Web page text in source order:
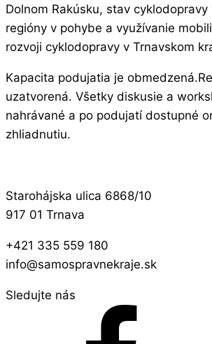
Dolnom Rakúsku, stav
regióny v pohybe a využívanie
rozvoji cyklodopravy v Trnavskom
Kapacita podujatia je
uzatvorená. Všetky diskusie a
nahrávané a po podujatí dostupné
zhliadnutiu.
Starohájska ulica 6868/10
917 01 Trnava
+421 335 559 180
info@samospravnekraje.sk
Sledujte nás